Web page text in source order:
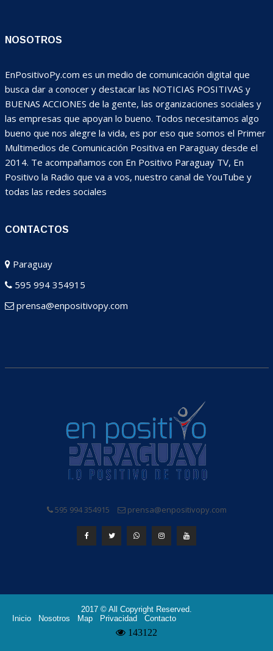
NOSOTROS
EnPositivoPy.com es un medio de comunicación digital que
busca dar a conocer y destacar las NOTICIAS POSITIVAS y
BUENAS ACCIONES de la gente, las organizaciones sociales y
las empresas que apoyan lo bueno. Todos necesitamos algo
bueno que nos alegre la vida, es por eso que somos el Primer
Multimedios de Comunicación Positiva en Paraguay desde el
2014. Te acompañamos con En Positivo Paraguay TV, En
Positivo la Radio que va a vos, nuestro canal de YouTube y
todas las redes sociales
CONTACTOS
Paraguay
595 994 354915
prensa@enpositivopy.com
595 994 354915 prensa@enpositivopy.com
2017 © All Copyright Reserved.
Inicio
Nosotros Map Privacidad Contacto